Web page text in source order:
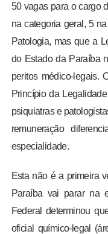
50 vagas para o cargo
na categoria geral, 5
Patologia, mas que a
do Estado da Paraíba
peritos médico-legais.
Princípio da
psiquiatras e
remuneração
especialidade.
Esta não é a primeira
Paraíba vai parar na
Federal determinou
oficial químico-legal